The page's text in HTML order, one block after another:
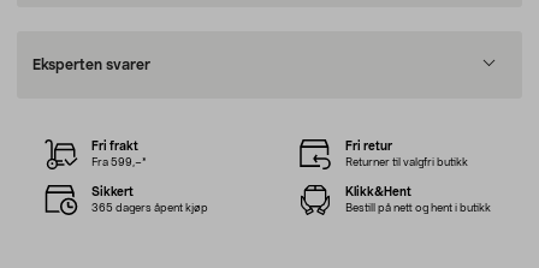
Eksperten svarer
Fri frakt
Fra 599,–*
Fri retur
Returner til valgfri butikk
Sikkert
365 dagers åpent kjøp
Klikk&Hent
Bestill på nett og hent i butikk